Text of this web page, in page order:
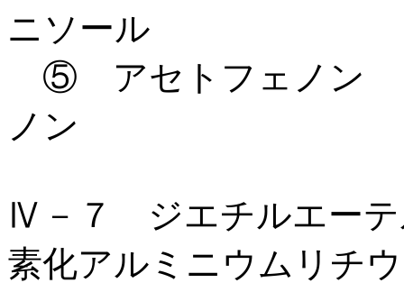
ニソール
⑤ アセトフェノン
ノン
Ⅳ－７ ジエチルエーテ
素化アルミニウムリチ